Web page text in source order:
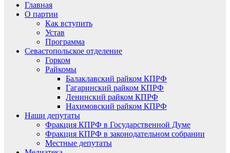
Главная
О партии
Как вступить
Устав
Программа
Севастопольское отделение
Горком
Райкомы
Балаклавский райком КПРФ
Гагаринский райком КПРФ
Ленинский райком КПРФ
Нахимовский райком КПРФ
Наши депутаты
Фракция КПРФ в Государственной Думе
Фракция КПРФ в законодательном собрании
Местные депутаты